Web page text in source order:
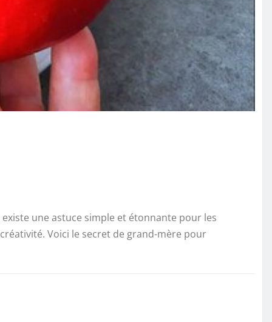
une astuce simple et étonnante pour les
Voici le secret de grand-mère pour